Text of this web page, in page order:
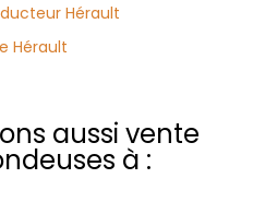
Hérault
Hérault
aussi vente
à :